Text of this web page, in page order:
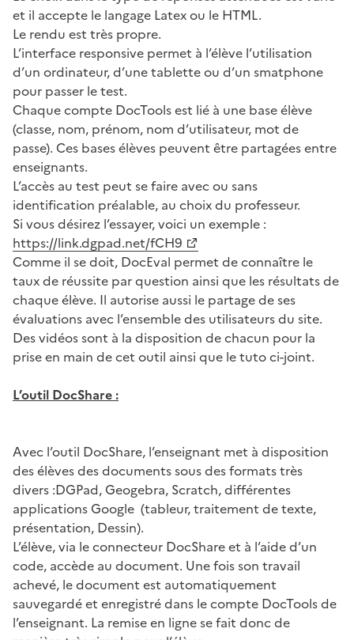
et il accepte le langage Latex ou le HTML.
Le rendu est très propre.
L’interface responsive permet à l’élève l’utilisation
d’un ordinateur, d’une tablette ou d’un smatphone
pour passer le test.
Chaque compte DocTools est lié à une base élève
(classe, nom, prénom, nom d’utilisateur, mot de
passe). Ces bases élèves peuvent être partagées entre
enseignants.
L’accès au test peut se faire avec ou sans
identification préalable, au choix du professeur.
Si vous désirez l’essayer, voici un exemple :
https://link.dgpad.net/fCH9
Comme il se doit, DocEval permet de connaître le
taux de réussite par question ainsi que les résultats de
chaque élève. Il autorise aussi le partage de ses
évaluations avec l’ensemble des utilisateurs du site.
Des vidéos sont à la disposition de chacun pour la
prise en main de cet outil ainsi que le tuto ci-joint.
L’outil DocShare :
Avec l’outil DocShare, l’enseignant met à disposition
des élèves des documents sous des formats très
divers :DGPad, Geogebra, Scratch, différentes
applications Google (tableur, traitement de texte,
présentation, Dessin).
L’élève, via le connecteur DocShare et à l’aide d’un
code, accède au document. Une fois son travail
achevé, le document est automatiquement
sauvegardé et enregistré dans le compte DocTools de
l’enseignant. La remise en ligne se fait donc de